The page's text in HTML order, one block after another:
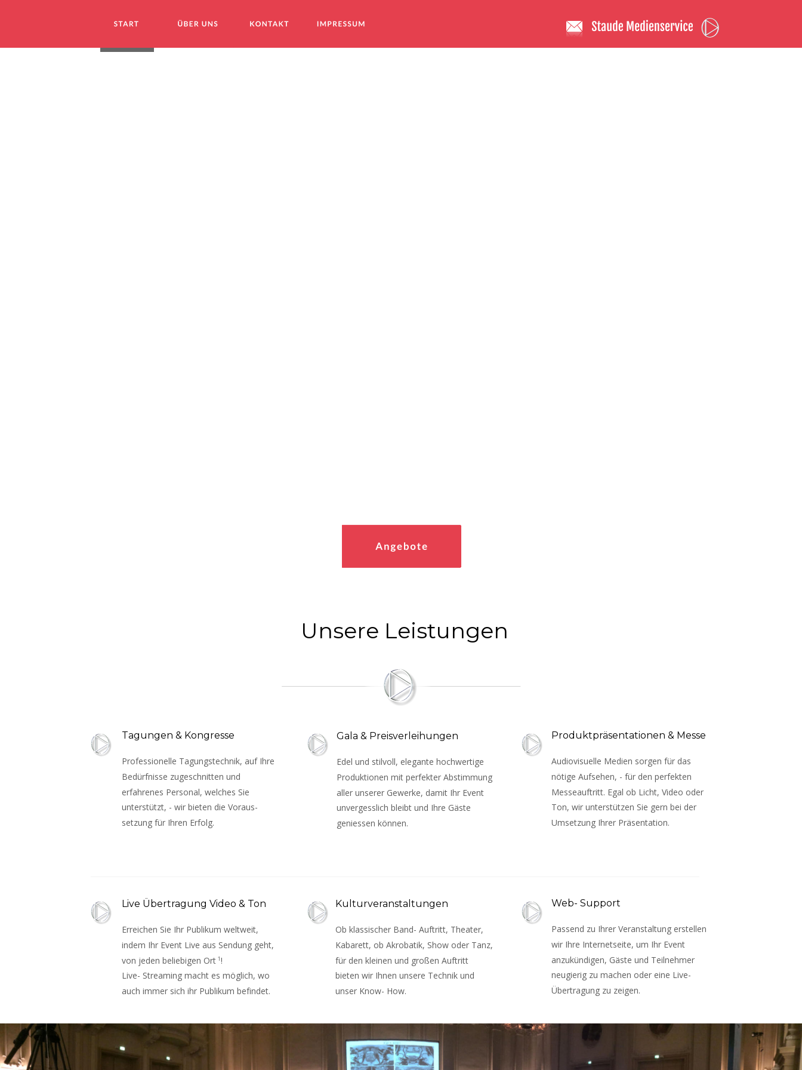
Tagungen & Kongresse
Professionelle Tagungstechnik, auf Ihre
Bedürfnisse zugeschnitten und
erfahrenes Personal, welches Sie
unterstützt, - wir bieten die Voraus-
setzung für Ihren Erfolg.
Gala & Preisverleihungen
Edel und stilvoll, elegante hochwertige
Produktionen mit perfekter Abstimmung
aller unserer Gewerke, damit Ihr Event
unvergesslich bleibt und Ihre Gäste
geniessen können.
Produktpräsentationen & Messe
Audiovisuelle Medien sorgen für das
nötige Aufsehen, - für den perfekten
Messeauftritt. Egal ob Licht, Video oder
Ton, wir unterstützen Sie gern bei der
Umsetzung Ihrer Präsentation.
Live Übertragung Video & Ton
Erreichen Sie Ihr Publikum weltweit,
indem Ihr Event Live aus Sendung geht,
von jeden beliebigen Ort 1!
Live- Streaming macht es möglich, wo
auch immer sich ihr Publikum befindet.
Kulturveranstaltungen
Ob klassischer Band- Auftritt, Theater,
Kabarett, ob Akrobatik, Show oder Tanz,
für den kleinen und großen Auftritt
bieten wir Ihnen unsere Technik und
unser Know- How.
Web- Support
Passend zu Ihrer Veranstaltung erstellen
wir Ihre Internetseite, um Ihr Event
anzukündigen, Gäste und Teilnehmer
neugierig zu machen oder eine Live-
Übertragung zu zeigen.
Unsere Leistungen